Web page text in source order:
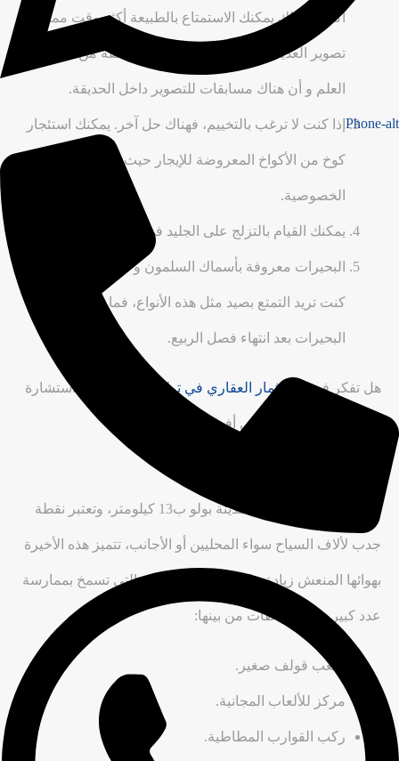
Phone-alt
أكثر. و بذلك يمكنك الاستمتاع بالطبيعة أكثر وقت ممكن و
تصوير العديد من الأماكن في أوقات مختلفة من اليوم. مع
العلم و أن هناك مسابقات للتصوير داخل الحديقة.
إذا كنت لا ترغب بالتخييم، فهناك حل آخر. يمكنك استئجار
كوخ من الأكواخ المعروضة للإيجار حيث تعطي بعضا من
الخصوصية.
يمكنك القيام بالتزلج على الجليد في فصل الشتاء.
البحيرات معروفة بأسماك السلمون و أسماك التروتة. فإذا
كنت تريد التمتع بصيد مثل هذه الأنواع، فما عليك الا زيارة
البحيرات بعد انتهاء فصل الربيع.
هل تفكر في الاستثمار العقاري في تركيا ؟ لا تتردد في استشارة
شركة ترك للحصول على أفضل النصائح
تبعد بحيرة غولجوك عن مدينة بولو ب13 كيلومتر، وتعتبر نقطة
جدب لألاف السياح سواء المحليين أو الأجانب، تتميز هذه الأخيرة
بهوائها المنعش زيادة على مساحتها الكبيرة التي تسمخ بممارسة
عدد كبير من النشاطات من بينها:
ملعب قولف صغير.
مركز للألعاب المجانية.
ركب القوارب المطاطية.